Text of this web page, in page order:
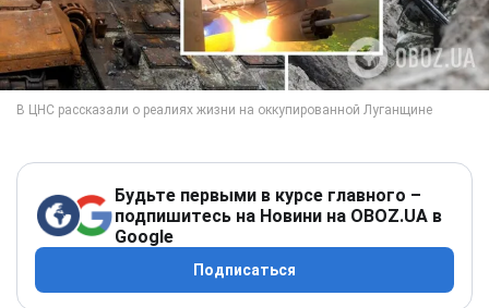
Будьте первыми в курсе главного –
подпишитесь на Новини на OBOZ.UA в
Google
Подписаться